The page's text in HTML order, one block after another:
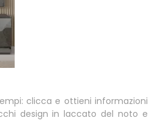
clicca e ottieni informazioni
design in laccato del noto e